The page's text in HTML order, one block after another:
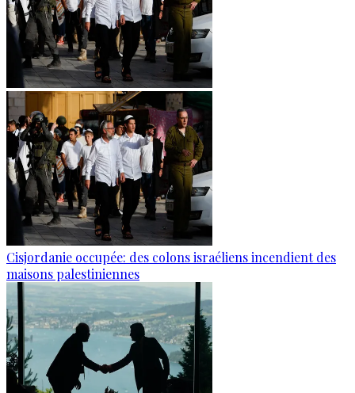
Cisjordanie occupée: des colons israéliens incendient des
maisons palestiniennes